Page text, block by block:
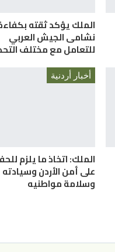
الملك يؤكد ثقته
نشامى الجيش العربي
للتعامل مع مختلف
أخبار أردنية
الملك: اتخاذ ما يلزم
على أمن الأردن وسيادته
وسلامة مواطنيه